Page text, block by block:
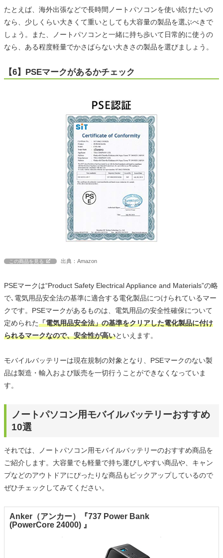
たとえば、海外出張などで長時間ノートパソコンを使い続けたいの
なら、少しくらい大きくて重いとしても大容量の製品を選ぶべきで
しょう。また、ノートパソコンと一緒に持ち歩いて日常的に使うの
なら、ある程度軽量でかさばらない大きさの製品を選びましょう。
【6】PSEマークがあるかチェック
この商品を見る 出典：Amazon
PSEマークは“Product Safety Electrical Appliance and Materials”の略
で､電気用品安全法の基準に適合する電化製品につけられているマー
クです。PSEマークがあるものは、電気用品の安全性確保について
定められた「電気用品安全法」の基準をクリアした電化製品に付け
られるマークなので、安全性が高いといえます。
モバイルバッテリーは現在規制の対象となり、PSEマークのない製
品は製造・輸入および販売を一切行うことができなくなっていま
す。
ノートパソコン用モバイルバッテリーおすすめ
10選
それでは、ノートパソコン用モバイルバッテリーのおすすめ商品を
ご紹介します。大容量でも軽量で持ち運びしやすい商品や、キャン
プなどのアウトドアにぴったりな商品もピックアップしているので
ぜひチェックしてみてください。
Anker（アンカー）『737 Power Bank
(PowerCore 24000) 』